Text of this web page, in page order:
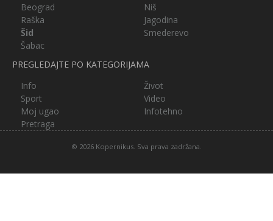
Beograd
Niš
Raška
Jagodina
Šid
Smederevo
Šabac
PREGLEDAJTE PO KATEGORIJAMA
Info
Život
Sport
Video
Moj ugao
Infotehno
Pretraga
© 2026 Kopernikus. Sva prava zadržana.